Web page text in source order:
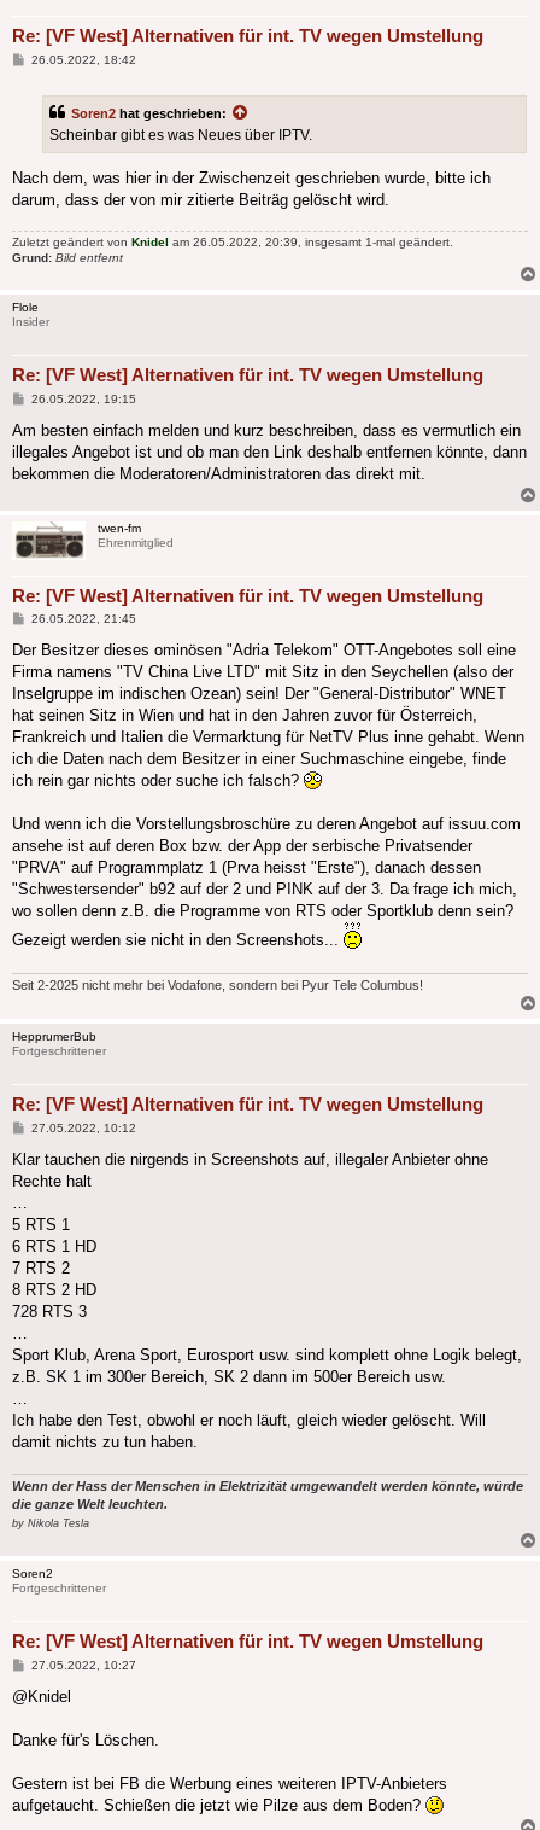
Re: [VF West] Alternativen für int. TV wegen Umstellung
Beitrag
26.05.2022, 18:42
Soren2 hat geschrieben:
Scheinbar gibt es was Neues über IPTV.
Nach dem, was hier in der Zwischenzeit geschrieben wurde, bitte ich
darum, dass der von mir zitierte Beiträg gelöscht wird.
Zuletzt geändert von Knidel am 26.05.2022, 20:39, insgesamt 1-mal geändert.
Grund: Bild entfernt
Flole
Insider
Re: [VF West] Alternativen für int. TV wegen Umstellung
Beitrag
26.05.2022, 19:15
Am besten einfach melden und kurz beschreiben, dass es vermutlich ein
illegales Angebot ist und ob man den Link deshalb entfernen könnte, dann
bekommen die Moderatoren/Administratoren das direkt mit.
twen-fm
Ehrenmitglied
Re: [VF West] Alternativen für int. TV wegen Umstellung
Beitrag
26.05.2022, 21:45
Der Besitzer dieses ominösen "Adria Telekom" OTT-Angebotes soll eine
Firma namens "TV China Live LTD" mit Sitz in den Seychellen (also der
Inselgruppe im indischen Ozean) sein! Der "General-Distributor" WNET
hat seinen Sitz in Wien und hat in den Jahren zuvor für Österreich,
Frankreich und Italien die Vermarktung für NetTV Plus inne gehabt. Wenn
ich die Daten nach dem Besitzer in einer Suchmaschine eingebe, finde
ich rein gar nichts oder suche ich falsch?
Und wenn ich die Vorstellungsbroschüre zu deren Angebot auf issuu.com
ansehe ist auf deren Box bzw. der App der serbische Privatsender
"PRVA" auf Programmplatz 1 (Prva heisst "Erste"), danach dessen
"Schwestersender" b92 auf der 2 und PINK auf der 3. Da frage ich mich,
wo sollen denn z.B. die Programme von RTS oder Sportklub denn sein?
Gezeigt werden sie nicht in den Screenshots...
Seit 2-2025 nicht mehr bei Vodafone, sondern bei Pyur Tele Columbus!
HepprumerBub
Fortgeschrittener
Re: [VF West] Alternativen für int. TV wegen Umstellung
Beitrag
27.05.2022, 10:12
Klar tauchen die nirgends in Screenshots auf, illegaler Anbieter ohne
Rechte halt
5 RTS 1
6 RTS 1 HD
7 RTS 2
8 RTS 2 HD
728 RTS 3
Sport Klub, Arena Sport, Eurosport usw. sind komplett ohne Logik belegt,
z.B. SK 1 im 300er Bereich, SK 2 dann im 500er Bereich usw.
Ich habe den Test, obwohl er noch läuft, gleich wieder gelöscht. Will
damit nichts zu tun haben.
Wenn der Hass der Menschen in Elektrizität umgewandelt werden könnte, würde
die ganze Welt leuchten.
by Nikola Tesla
Soren2
Fortgeschrittener
Re: [VF West] Alternativen für int. TV wegen Umstellung
Beitrag
27.05.2022, 10:27
@Knidel
Danke für's Löschen.
Gestern ist bei FB die Werbung eines weiteren IPTV-Anbieters
aufgetaucht. Schießen die jetzt wie Pilze aus dem Boden?